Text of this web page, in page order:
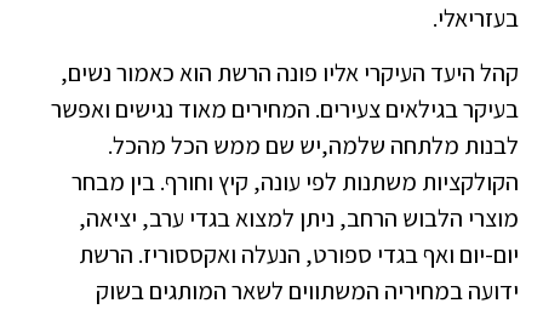
בעזריאלי.
קהל היעד העיקרי אליו פונה הרשת הוא כאמור נשים,
בעיקר בגילאים צעירים. המחירים מאוד נגישים ואפשר
לבנות מלתחה שלמה,יש שם ממש הכל מהכל.
הקולקציות משתנות לפי עונה, קיץ וחורף. בין מבחר
מוצרי הלבוש הרחב, ניתן למצוא בגדי ערב, יציאה,
יום-יום ואף בגדי ספורט, הנעלה ואקססוריז. הרשת
ידועה במחיריה המשתווים לשאר המותגים בשוק